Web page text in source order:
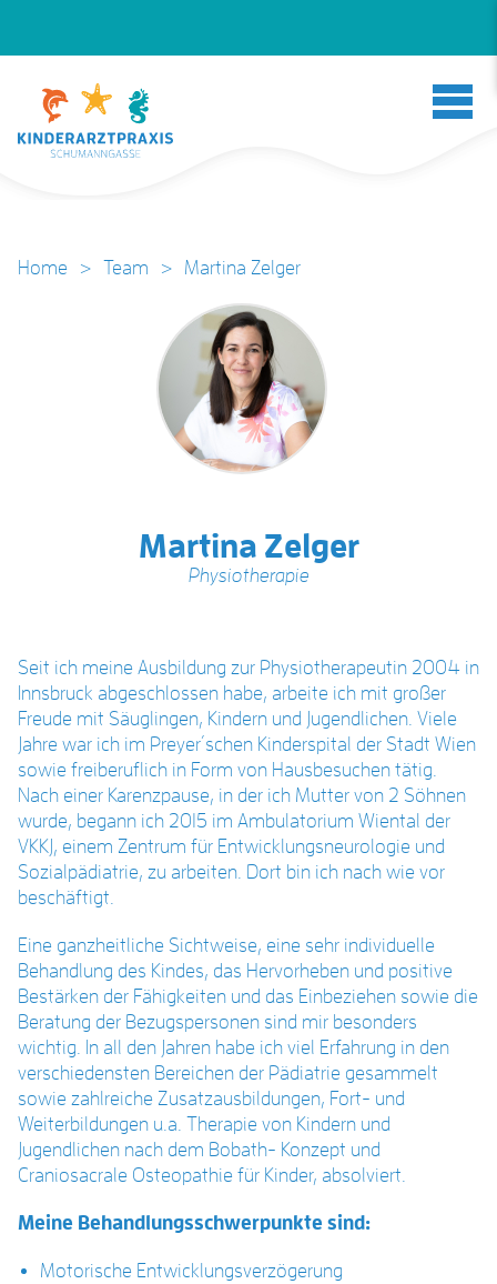
Home > Team > Martina Zelger
Martina Zelger
Physiotherapie
Seit ich meine Ausbildung zur Physiotherapeutin 2004 in
Innsbruck abgeschlossen habe, arbeite ich mit großer
Freude mit Säuglingen, Kindern und Jugendlichen. Viele
Jahre war ich im Preyer´schen Kinderspital der Stadt Wien
sowie freiberuflich in Form von Hausbesuchen tätig.
Nach einer Karenzpause, in der ich Mutter von 2 Söhnen
wurde, begann ich 2015 im Ambulatorium Wiental der
VKKJ, einem Zentrum für Entwicklungsneurologie und
Sozialpädiatrie, zu arbeiten. Dort bin ich nach wie vor
beschäftigt.
Eine ganzheitliche Sichtweise, eine sehr individuelle
Behandlung des Kindes, das Hervorheben und positive
Bestärken der Fähigkeiten und das Einbeziehen sowie die
Beratung der Bezugspersonen sind mir besonders
wichtig. In all den Jahren habe ich viel Erfahrung in den
verschiedensten Bereichen der Pädiatrie gesammelt
sowie zahlreiche Zusatzausbildungen, Fort- und
Weiterbildungen u.a. Therapie von Kindern und
Jugendlichen nach dem Bobath- Konzept und
Craniosacrale Osteopathie für Kinder, absolviert.
Meine Behandlungsschwerpunkte sind:
Motorische Entwicklungsverzögerung